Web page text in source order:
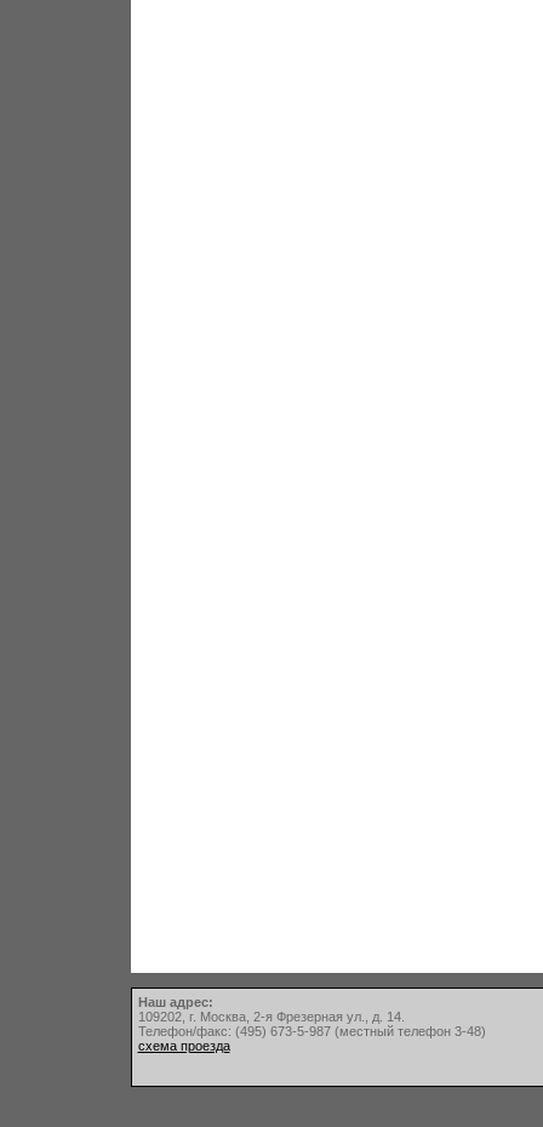
Наш адрес:
109202, г. Москва, 2-я Фрезерная ул., д. 14.
Телефон/факс: (495) 673-5-987 (местный телефон 3-48)
схема проезда